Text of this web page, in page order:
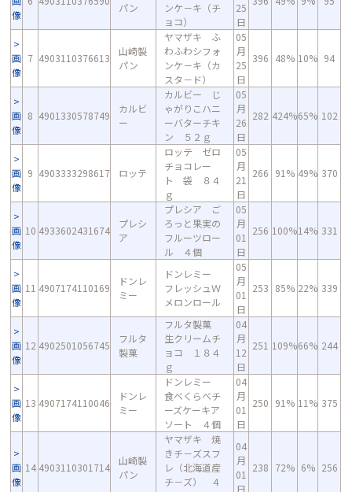
像
パン
ンケ－キ（チ
ョコ）
25
日
画
像
7 4903110376613
山崎製
パン
ヤマザキ ふ
わふわシフォ
ンケ－キ（カ
スタ－ド）
05
月
25
日
396 48% 10% 94
画
像
8 4901330578749
カルビ
ー
カルビー じ
ゃがりこハニ
ーバターチキ
ン ５２ｇ
05
月
26
日
282 424%65% 102
画
像
9 4903333298617 ロッテ
ロッテ ゼロ
チョコレー
ト 袋 ８４
ｇ
05
月
21
日
266 91% 49% 370
画
像
10 4933602431674
プレシ
ア
プレシア ご
ろっと果実の
フルーツロー
ル ４個
05
月
01
日
256 100%14% 331
画
像
11 4907174110169
ドンレ
ミー
ドンレミー
フレッシュＷ
メロンロール
05
月
01
日
253 85% 22% 339
画
像
12 4902501056745
フルタ
製菓
フルタ製菓
生クリームチ
ョコ １８４
ｇ
04
月
12
日
251 109%66% 244
画
像
13 4907174110046
ドンレ
ミー
ドンレミー
食べくらべチ
ーズケーキア
ソート ４個
04
月
01
日
250 91% 11% 375
画
像
14 4903110301714
山崎製
パン
ヤマザキ 焼
きチ－ズスフ
レ（北海道産
チ－ズ） ４
04
月
01
日
238 72% 6% 256